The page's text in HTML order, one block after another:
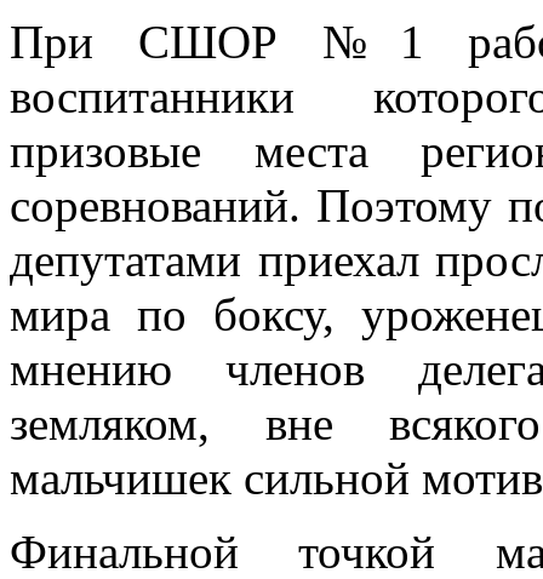
При СШОР №1
воспитанники
призовые места
соревнований. Поэтому
депутатами приехал
мира по боксу,
мнению членов
земляком, вне
мальчишек сильной
Финальной точкой